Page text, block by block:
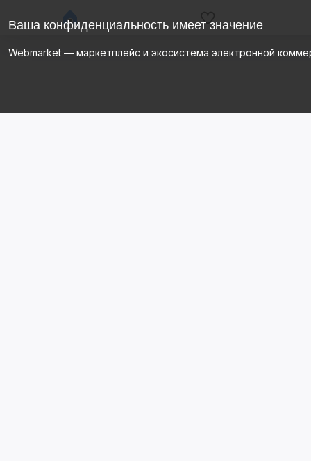
Ваша конфиденциальность имеет значение
Webmarket — маркетплейс и экосистема электронной